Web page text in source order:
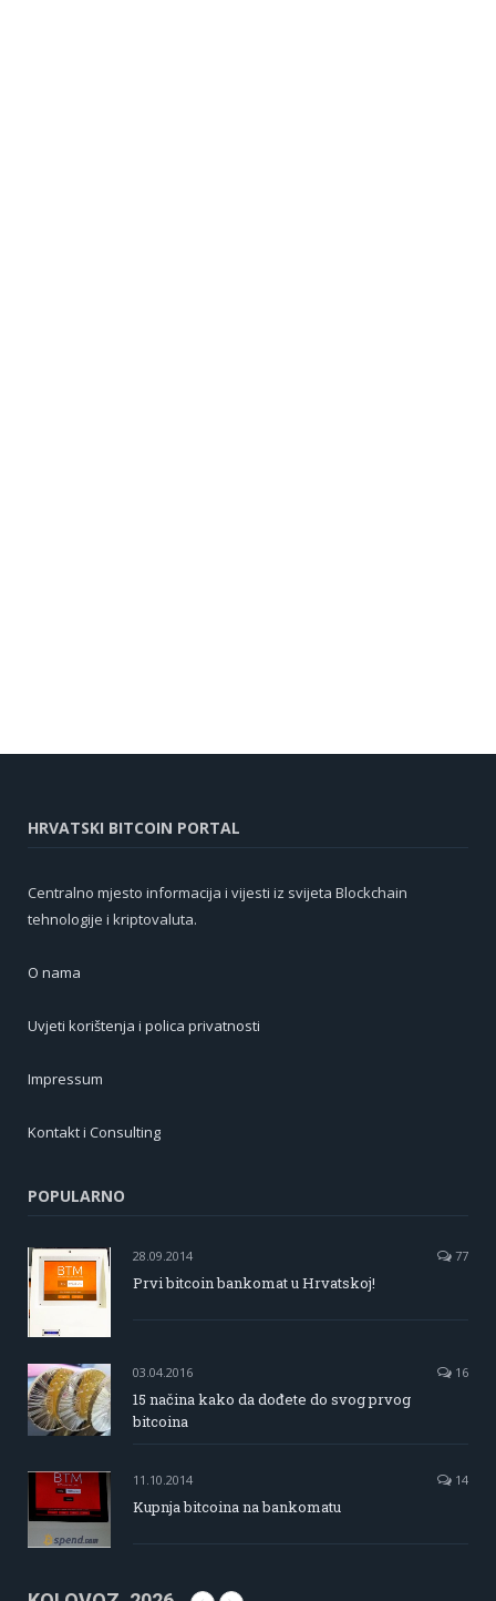
HRVATSKI BITCOIN PORTAL
Centralno mjesto informacija i vijesti iz svijeta Blockchain
tehnologije i kriptovaluta.
O nama
Uvjeti korištenja i polica privatnosti
Impressum
Kontakt i Consulting
POPULARNO
28.09.2014 77
Prvi bitcoin bankomat u Hrvatskoj!
03.04.2016 16
15 načina kako da dođete do svog prvog
bitcoina
11.10.2014 14
Kupnja bitcoina na bankomatu